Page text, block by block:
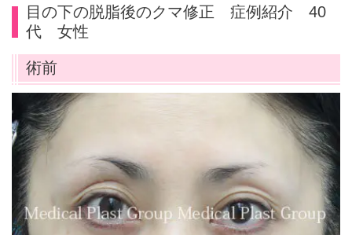
目の下の脱脂後のクマ修正 症例紹介 40
代 女性
術前